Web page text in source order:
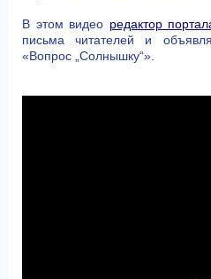
В этом видео редактор
письма читателей и
«Вопрос „Солнышку“».